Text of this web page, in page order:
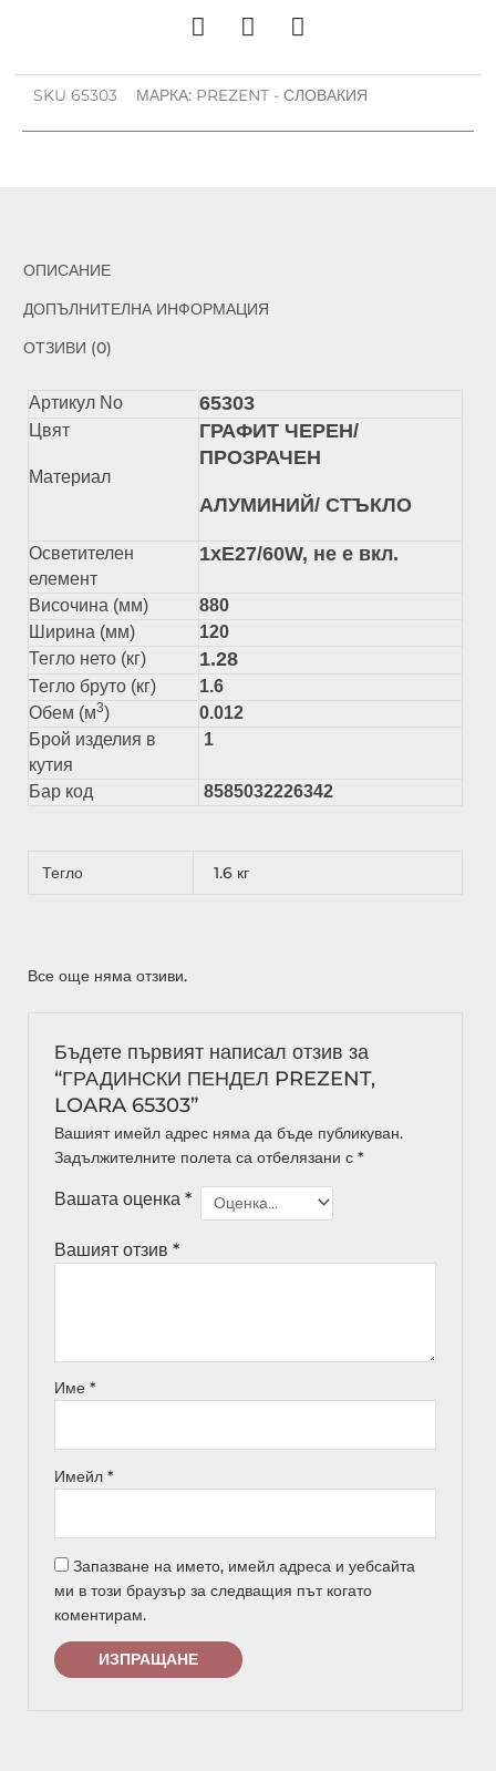
SKU 65303 МАРКА: PREZENT - СЛОВАКИЯ
ОПИСАНИЕ
ДОПЪЛНИТЕЛНА ИНФОРМАЦИЯ
ОТЗИВИ (0)
Артикул No 65303
Цвят
Материал
ГРАФИТ ЧЕРЕН/
ПРОЗРАЧЕН
АЛУМИНИЙ/ СТЪКЛО
Осветителен
елемент
1xЕ27/60W, не е вкл.
Височина (мм)
880
Ширина (мм)
120
Тегло нето (кг)
1.28
Тегло бруто (кг)
1.6
Обем (м3)
0.012
Брой изделия в
кутия
1
Бар код 8585032226342
Тегло 1.6 кг
Все още няма отзиви.
Бъдете първият написал отзив за
“ГРАДИНСКИ ПЕНДЕЛ PREZENT,
LOARA 65303”
Вашият имейл адрес няма да бъде публикуван.
Задължителните полета са отбелязани с *
Вашата оценка *
Вашият отзив *
Име *
Имейл *
Запазване на името, имейл адреса и уебсайта
ми в този браузър за следващия път когато
коментирам.